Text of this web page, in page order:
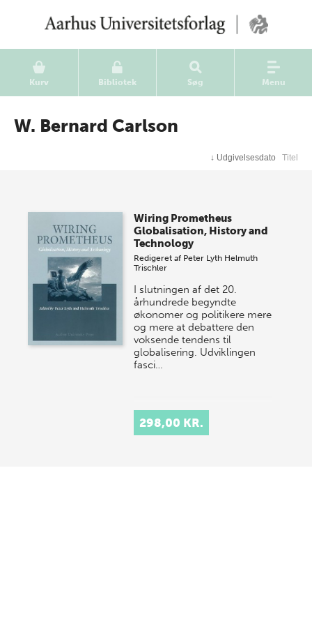
Kurv Bibliotek Søg Menu
W. Bernard Carlson
↓ Udgivelsesdato Titel
Wiring Prometheus
Globalisation, History and
Technology
Redigeret af Peter Lyth Helmuth
Trischler
I slutningen af det 20.
århundrede begyndte
økonomer og politikere mere
og mere at debattere den
voksende tendens til
globalisering. Udviklingen
fasci…
298,00 KR.